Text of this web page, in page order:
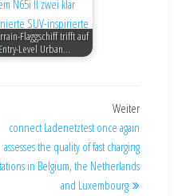
Flaggschiff trifft auf
Entry-Level Urban…
Weiter
connect Ladenetztest once again
assesses the quality of fast charging
in Belgium, the Netherlands
and Luxembourg